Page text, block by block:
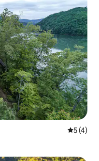
5 de
5 (4)